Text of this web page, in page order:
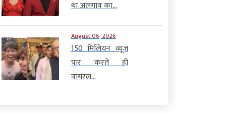
था अलगाव का...
August 06, 2026
150 मिलियन व्यूज
पार करते ही
वायरल...